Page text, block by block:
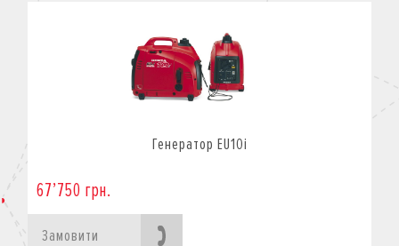
Генератор EU10i
67’750 грн.
Замовити